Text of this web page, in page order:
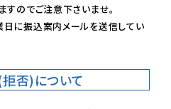
すのでご注意下さいませ。
に振込案内メールを送信してい
否)について